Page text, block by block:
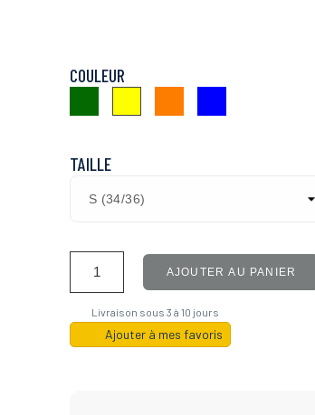
COULEUR
Fluo
Fluo
TAILLE
AJOUTER AU PANIER
Livraison sous 3 à 10 jours
Ajouter à mes favoris